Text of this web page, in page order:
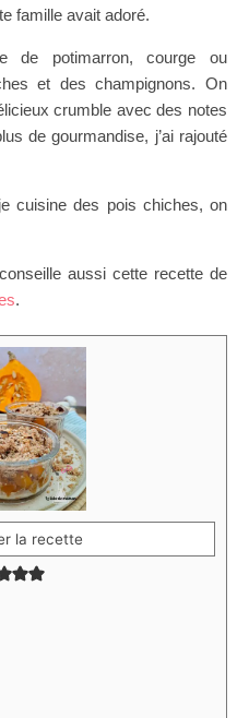
famille avait adoré.
de potimarron, courge ou
et des champignons. On
crumble avec des notes
de gourmandise, j’ai rajouté
cuisine des pois chiches, on
aussi cette recette de
.
la recette